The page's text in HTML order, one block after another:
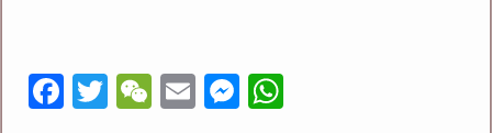
F
T
W E
M